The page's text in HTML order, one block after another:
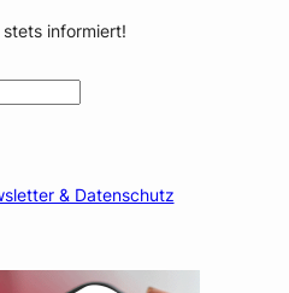
stets informiert!
& Datenschutz